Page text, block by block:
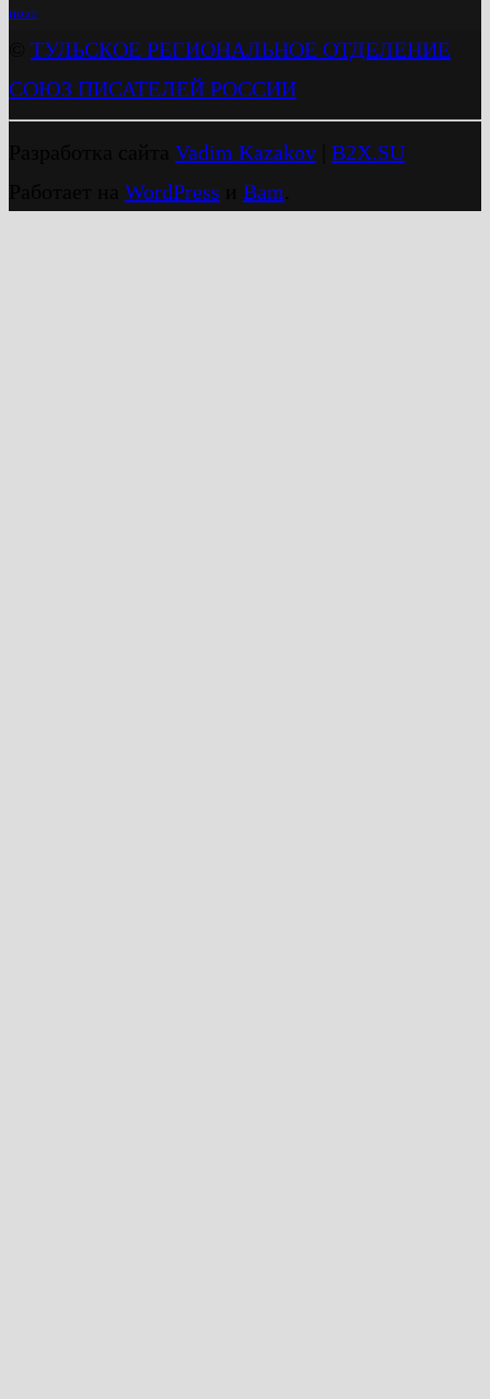
поэт
ТУЛЬСКОЕ РЕГИОНАЛЬНОЕ ОТДЕЛЕНИЕ
СОЮЗ ПИСАТЕЛЕЙ РОССИИ
Vadim Kazakov
B2X.SU
WordPress Bam